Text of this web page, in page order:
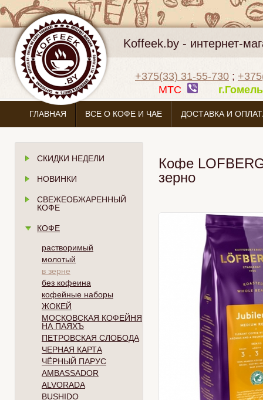
Koffeek.by - интернет-
+375(33) 31-55-730 ;
МТС
ГЛАВНАЯ ВСЕ О КОФЕ И ЧАЕ ДОСТАВКА И
СКИДКИ НЕДЕЛИ
НОВИНКИ
СВЕЖЕОБЖАРЕННЫЙ
КОФЕ
КОФЕ
растворимый
молотый
в зерне
без кофеина
кофейные наборы
ЖОКЕЙ
МОСКОВСКАЯ КОФЕЙНЯ
НА ПАЯХЪ
ПЕТРОВСКАЯ СЛОБОДА
ЧЕРНАЯ КАРТА
ЧЁРНЫЙ ПАРУС
AMBASSADOR
ALVORADA
BUSHIDO
Кофе
зерно